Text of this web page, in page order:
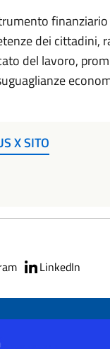
finanziario
dei cittadini,
del lavoro,
X SITO
LinkedIn